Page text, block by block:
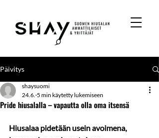
Päivitys
Pride hiusalalla – vapautta olla oma itsensä
shaysuomi
24.6. 5 min käytetty lukemiseen
Hiusalaa pidetään usein avoimena,